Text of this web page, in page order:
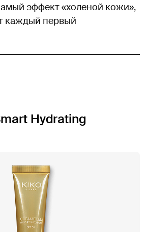
эффект «холеной кожи»,
каждый первый
Hydrating